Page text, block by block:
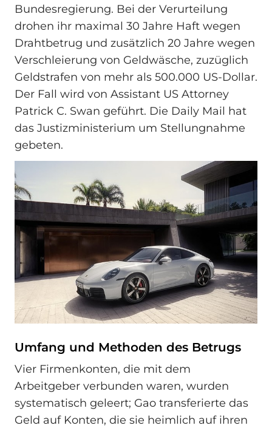
Bundesregierung. Bei der Verurteilung
drohen ihr maximal 30 Jahre Haft wegen
Drahtbetrug und zusätzlich 20 Jahre wegen
Verschleierung von Geldwäsche, zuzüglich
Geldstrafen von mehr als 500.000 US-Dollar.
Der Fall wird von Assistant US Attorney
Patrick C. Swan geführt. Die Daily Mail hat
das Justizministerium um Stellungnahme
gebeten.
Umfang und Methoden des Betrugs
Vier Firmenkonten, die mit dem
Arbeitgeber verbunden waren, wurden
systematisch geleert; Gao transferierte das
Geld auf Konten, die sie heimlich auf ihren